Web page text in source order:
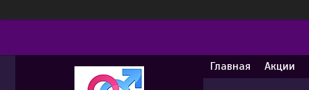
Главная Акции